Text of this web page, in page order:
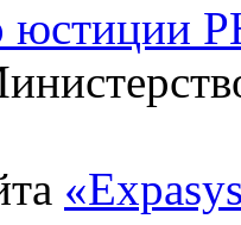
​ю​с​т​и​ц​и​и​